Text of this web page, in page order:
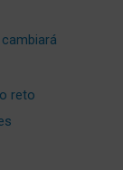
reto